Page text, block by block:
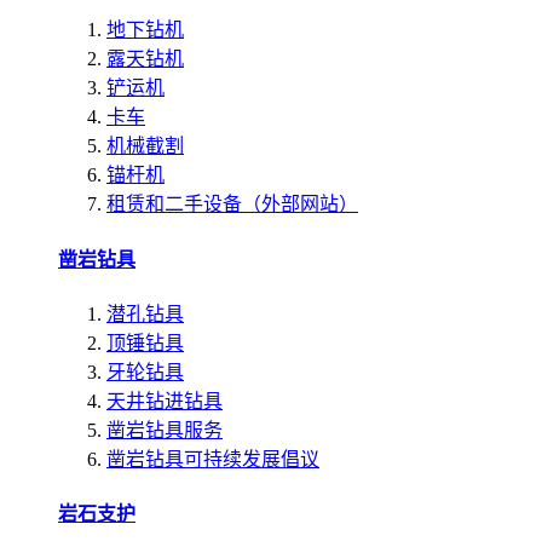
地下钻机
露天钻机
铲运机
卡车
机械截割
锚杆机
租赁和二手设备（外部网站）
凿岩钻具
潜孔钻具
顶锤钻具
牙轮钻具
天井钻进钻具
凿岩钻具服务
凿岩钻具可持续发展倡议
岩石支护